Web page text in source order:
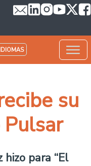
IDIOMAS
su
para “El